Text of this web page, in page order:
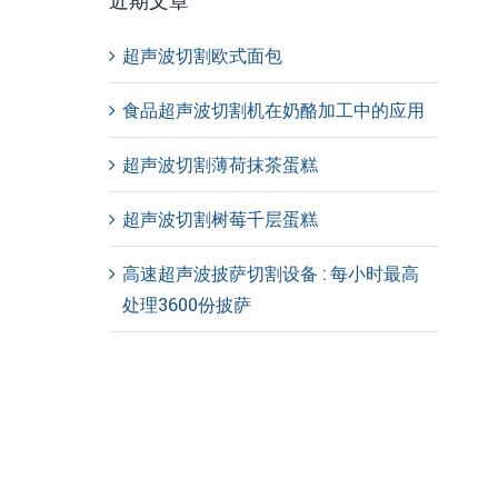
超声波切割欧式面包
食品超声波切割机在奶酪加工中的应用
超声波切割薄荷抹茶蛋糕
超声波切割树莓千层蛋糕
高速超声波披萨切割设备 : 每小时最高
处理3600份披萨